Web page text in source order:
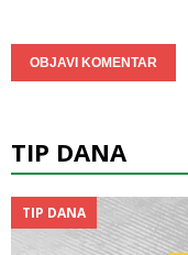
TIP DANA
TIP DANA